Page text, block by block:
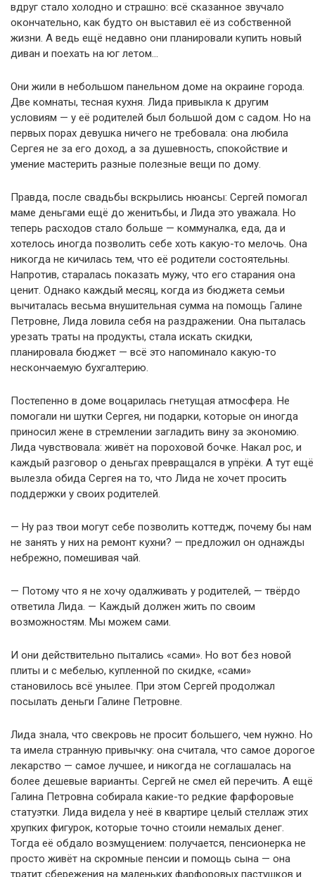
вдруг стало холодно и страшно: всё сказанное звучало
окончательно, как будто он выставил её из собственной
жизни. А ведь ещё недавно они планировали купить новый
диван и поехать на юг летом…
Они жили в небольшом панельном доме на окраине города.
Две комнаты, тесная кухня. Лида привыкла к другим
условиям — у её родителей был большой дом с садом. Но на
первых порах девушка ничего не требовала: она любила
Сергея не за его доход, а за душевность, спокойствие и
умение мастерить разные полезные вещи по дому.
Правда, после свадьбы вскрылись нюансы: Сергей помогал
маме деньгами ещё до женитьбы, и Лида это уважала. Но
теперь расходов стало больше — коммуналка, еда, да и
хотелось иногда позволить себе хоть какую-то мелочь. Она
никогда не кичилась тем, что её родители состоятельны.
Напротив, старалась показать мужу, что его старания она
ценит. Однако каждый месяц, когда из бюджета семьи
вычиталась весьма внушительная сумма на помощь Галине
Петровне, Лида ловила себя на раздражении. Она пыталась
урезать траты на продукты, стала искать скидки,
планировала бюджет — всё это напоминало какую-то
нескончаемую бухгалтерию.
Постепенно в доме воцарилась гнетущая атмосфера. Не
помогали ни шутки Сергея, ни подарки, которые он иногда
приносил жене в стремлении загладить вину за экономию.
Лида чувствовала: живёт на пороховой бочке. Накал рос, и
каждый разговор о деньгах превращался в упрёки. А тут ещё
вылезла обида Сергея на то, что Лида не хочет просить
поддержки у своих родителей.
— Ну раз твои могут себе позволить коттедж, почему бы нам
не занять у них на ремонт кухни? — предложил он однажды
небрежно, помешивая чай.
— Потому что я не хочу одалживать у родителей, — твёрдо
ответила Лида. — Каждый должен жить по своим
возможностям. Мы можем сами.
И они действительно пытались «сами». Но вот без новой
плиты и с мебелью, купленной по скидке, «сами»
становилось всё унылее. При этом Сергей продолжал
посылать деньги Галине Петровне.
Лида знала, что свекровь не просит большего, чем нужно. Но
та имела странную привычку: она считала, что самое дорогое
лекарство — самое лучшее, и никогда не соглашалась на
более дешевые варианты. Сергей не смел ей перечить. А ещё
Галина Петровна собирала какие-то редкие фарфоровые
статуэтки. Лида видела у неё в квартире целый стеллаж этих
хрупких фигурок, которые точно стоили немалых денег.
Тогда её обдало возмущением: получается, пенсионерка не
просто живёт на скромные пенсии и помощь сына — она
тратит сбережения на маленьких фарфоровых пастушков и